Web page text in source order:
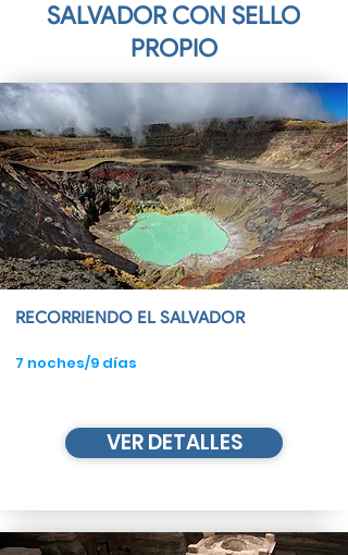
SALVADOR CON SELLO
PROPIO
RECORRIENDO EL SALVADOR
7 noches/9 días
VER DETALLES